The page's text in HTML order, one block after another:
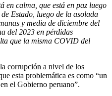
en calma, que está en paz luego
Estado, luego de la asolada
y media de diciembre del
del 2023 en pérdidas
que la misma COVID del
corrupción a nivel de los
esta problemática es como “un
el Gobierno peruano”.